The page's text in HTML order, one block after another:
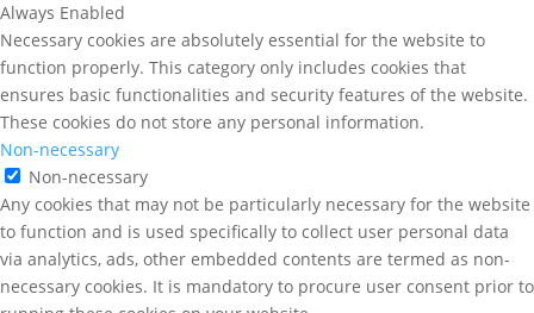
Always Enabled
Necessary cookies are absolutely essential for the website to
function properly. This category only includes cookies that
ensures basic functionalities and security features of the website.
These cookies do not store any personal information.
Non-necessary
Non-necessary
Any cookies that may not be particularly necessary for the website
to function and is used specifically to collect user personal data
via analytics, ads, other embedded contents are termed as non-
necessary cookies. It is mandatory to procure user consent prior to